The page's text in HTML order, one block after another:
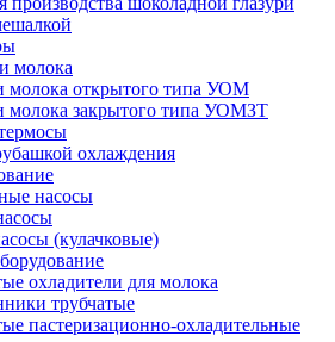
молока
молока открытого типа УОМ
молока закрытого типа УОМЗТ
охлаждения
насосы
(кулачковые)
охладители для молока
трубчатые
пастеризационно-охладительные